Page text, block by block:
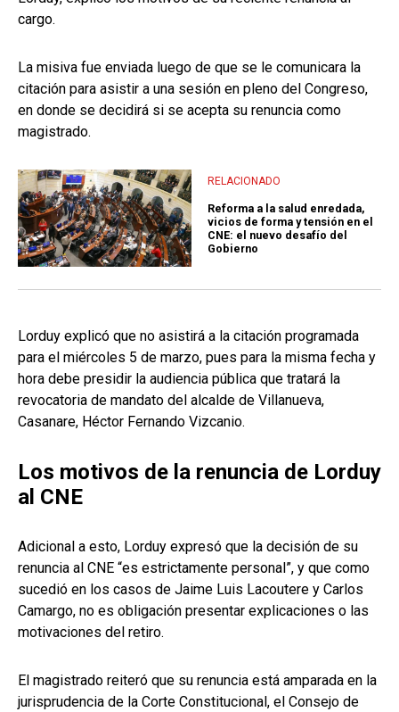
cargo.
La misiva fue enviada luego de que se le comunicara la
citación para asistir a una sesión en pleno del Congreso,
en donde se decidirá si se acepta su renuncia como
magistrado.
RELACIONADO
Reforma a la salud enredada,
vicios de forma y tensión en el
CNE: el nuevo desafío del
Gobierno
Lorduy explicó que no asistirá a la citación programada
para el miércoles 5 de marzo, pues para la misma fecha y
hora debe presidir la audiencia pública que tratará la
revocatoria de mandato del alcalde de Villanueva,
Casanare, Héctor Fernando Vizcanio.
Los motivos de la renuncia de Lorduy
al CNE
Adicional a esto, Lorduy expresó que la decisión de su
renuncia al CNE “es estrictamente personal”, y que como
sucedió en los casos de Jaime Luis Lacoutere y Carlos
Camargo, no es obligación presentar explicaciones o las
motivaciones del retiro.
El magistrado reiteró que su renuncia está amparada en la
jurisprudencia de la Corte Constitucional, el Consejo de